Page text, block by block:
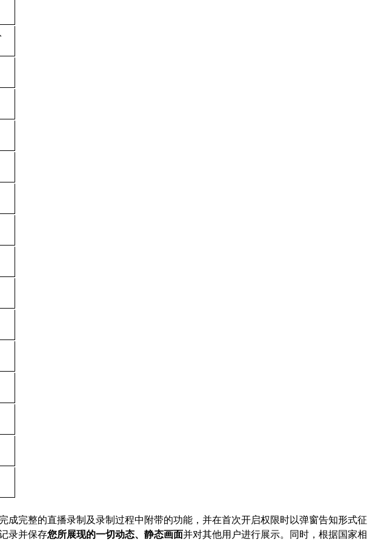
完整的直播录制及录制过程中附带的功能，并在首次开启权限时以弹窗告知形式征
录并保存您所展现的一切动态、静态画面并对其他用户进行展示。同时，根据国家相